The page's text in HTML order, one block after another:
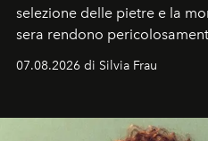
selezione delle pietre e la
sera rendono
cognizione del tempo. Ma
07.08.2026 di Silvia Frau